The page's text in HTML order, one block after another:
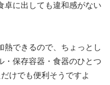
卓に出しても違和感がない
できるので、ちょっとし
・保存容器・食器のひとつ
けでも便利そうですよ